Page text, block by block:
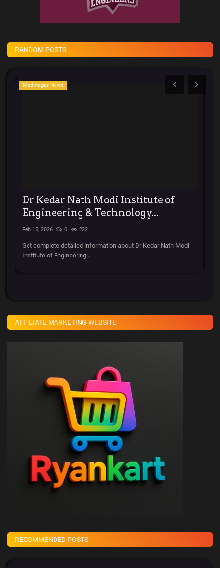
RANDOM POSTS
Modinagar News
Dr Kedar Nath Modi Institute of
Engineering & Technology...
Feb 15, 2026 0 222
Get complete detailed information about Dr Kedar Nath Modi
Institute of Engineering...
AFFILIATE MARKETING WEBSITE
RECOMMENDED POSTS